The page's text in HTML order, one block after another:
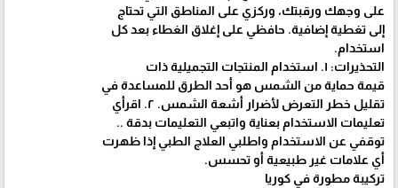
على وجهك ورقبتك، وركزي على المناطق التي تحتاج
إلى تغطية إضافية. حافظي على إغلاق الغطاء بعد كل
استخدام.
التحذيرات: ١. استخدام المنتجات التجميلية ذات
قيمة حماية من الشمس هو أحد الطرق للمساعدة في
تقليل خطر التعرض لأضرار أشعة الشمس. ۲. اقرأي
تعليمات الاستخدام بعناية واتبعي التعليمات بدقة ..
توقفي عن الاستخدام واطلبي العلاج الطبي إذا ظهرت
أي علامات غير طبيعية أو تحسس.
تركيبة مطورة في كوريا